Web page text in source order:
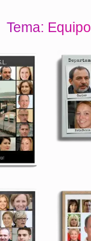
Tema: Equipo